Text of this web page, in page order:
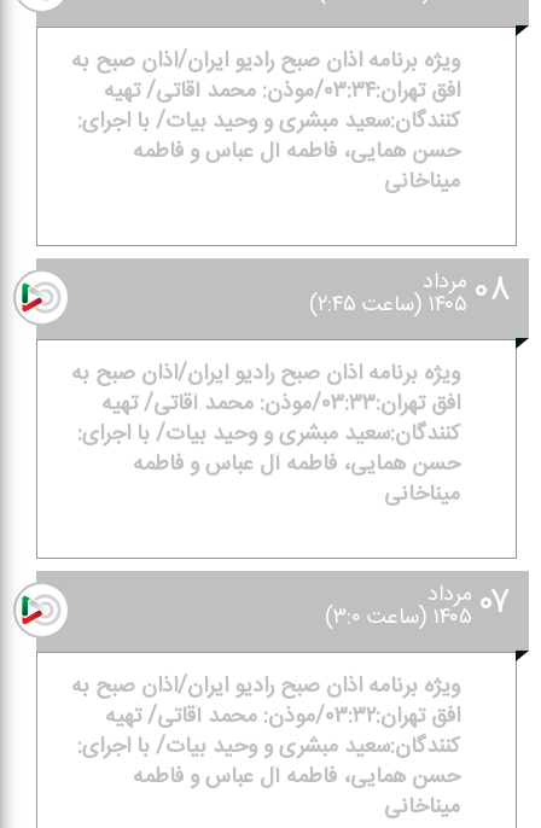
ویژه برنامه اذان صبح رادیو ایران/اذان صبح به
افق تهران:۰۳:۳۴/موذن: محمد آقاتی/ تهیه
كنندگان:سعید مبشری و وحید بیات/ با اجرای:
حسن همایی، فاطمه آل عباس و فاطمه
میناخانی
۰۸ مرداد
۱۴۰۵ (ساعت ۲:۴۵)
ویژه برنامه اذان صبح رادیو ایران/اذان صبح به
افق تهران:۰۳:۳۳/موذن: محمد آقاتی/ تهیه
كنندگان:سعید مبشری و وحید بیات/ با اجرای:
حسن همایی، فاطمه آل عباس و فاطمه
میناخانی
۰۷ مرداد
۱۴۰۵ (ساعت ۳:۰)
ویژه برنامه اذان صبح رادیو ایران/اذان صبح به
افق تهران:۰۳:۳۲/موذن: محمد آقاتی/ تهیه
كنندگان:سعید مبشری و وحید بیات/ با اجرای:
حسن همایی، فاطمه آل عباس و فاطمه
میناخانی